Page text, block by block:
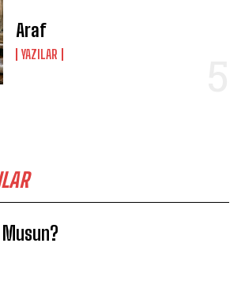
Araf
YAZILAR
Musun?